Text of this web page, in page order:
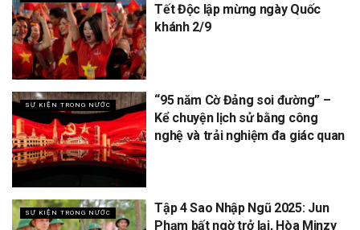
Tết Độc lập mừng ngày Quốc
khánh 2/9
SỰ KIỆN TRONG NƯỚC
“95 năm Cờ Đảng soi đường” –
Kể chuyện lịch sử bằng công
nghệ và trải nghiệm đa giác quan
SỰ KIỆN TRONG NƯỚC
Tập 4 Sao Nhập Ngũ 2025: Jun
Phạm bất ngờ trở lại, Hòa Minzy